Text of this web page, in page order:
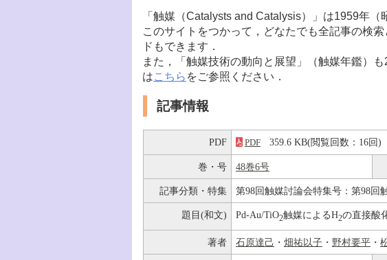
「触媒（Catalysts and Catalysis）」は1959年
このサイトをつかって，どなたでも全記事の検
ドもできます．
また，「触媒技術の動向と展望」（触媒年鑑）
はこちら をご参照ください．
記事情報
PDF PDF 359.6 KB(閲覧回数：16回)
巻・号 48巻6号
記事分類・特集 第98回触媒討論会特集号：第98回
題目(和文) Pd-Au/TiO2触媒によるH2の直接酸
著者 石原達己 ・ 畑祐以子 ・ 野村要平 ・